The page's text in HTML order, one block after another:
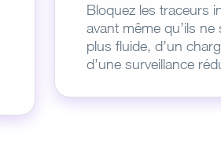
Bloquez les traceurs
avant même qu’ils ne
plus fluide, d’un
d’une surveillance